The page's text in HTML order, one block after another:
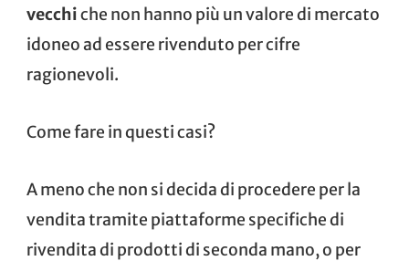
vecchiche non hanno più un valore di mercato
idoneo ad essere rivenduto per cifre
ragionevoli.
Come fare in questi casi?
A meno che non si decida di procedere per la
vendita tramite piattaforme specifiche di
rivendita di prodotti di seconda mano, o per